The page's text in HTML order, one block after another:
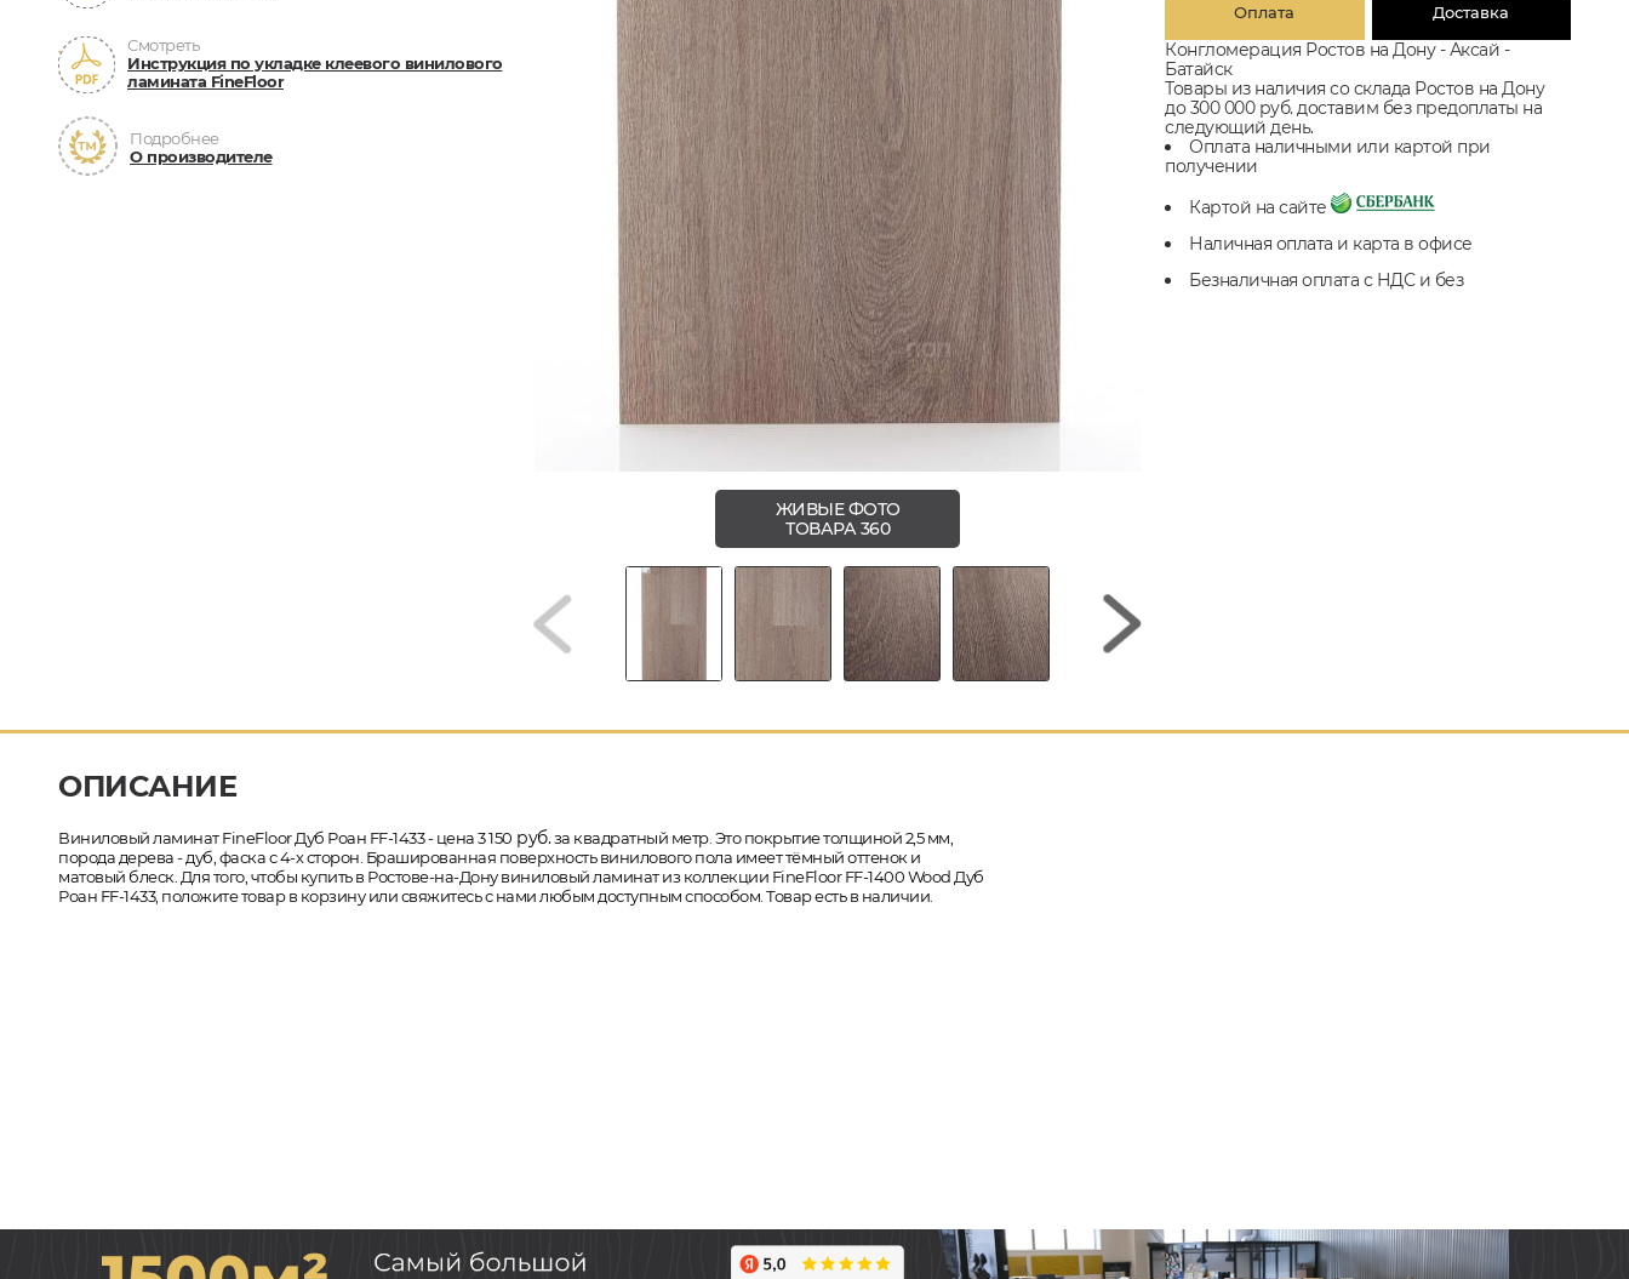
Смотреть
Инструкция по укладке клеевого винилового
ламината FineFloor
Подробнее
О производителе
ЖИВЫЕ ФОТО
ТОВАРА 360
Оплата Доставка
Конгломерация Ростов на Дону - Аксай -
Батайск
Товары из наличия со склада Ростов на Дону
до 300 000 руб. доставим без предоплаты на
следующий день.
Оплата наличными или картой при
получении
Картой на сайте
Наличная оплата и карта в офисе
Безналичная оплата с НДС и без
ОПИСАНИЕ
Виниловый ламинат FineFloor Дуб Роан FF-1433 - цена 3 150 руб.за квадратный метр. Это покрытие толщиной 2,5 мм,
порода дерева - дуб, фаска с 4-х сторон. Брашированная поверхность винилового пола имеет тёмный оттенок и
матовый блеск. Для того, чтобы купить в Ростове-на-Дону виниловый ламинат из коллекции FineFloor FF-1400 Wood Дуб
Роан FF-1433, положите товар в корзину или свяжитесь с нами любым доступным способом. Товар есть в наличии.